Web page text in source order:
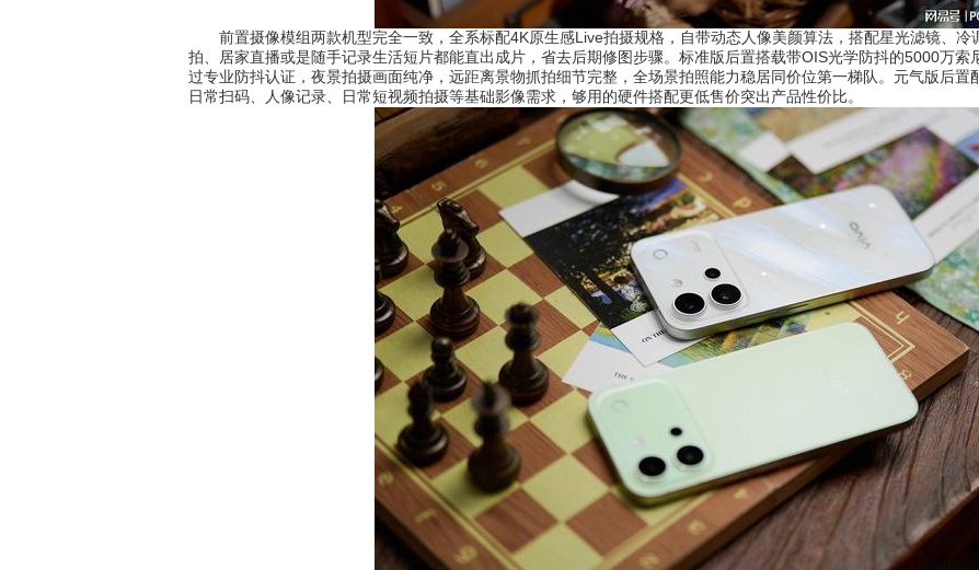
前置摄像模组两款机型完全一致，全系标配4K原生感Live拍摄规格，自带动态人像美颜算法，搭配星光滤镜、冷
拍、居家直播或是随手记录生活短片都能直出成片，省去后期修图步骤。标准版后置搭载带OIS光学防抖的5000万
过专业防抖认证，夜景拍摄画面纯净，远距离景物抓拍细节完整，全场景拍照能力稳居同价位第一梯队。元气版后
日常扫码、人像记录、日常短视频拍摄等基础影像需求，够用的硬件搭配更低售价突出产品性价比。